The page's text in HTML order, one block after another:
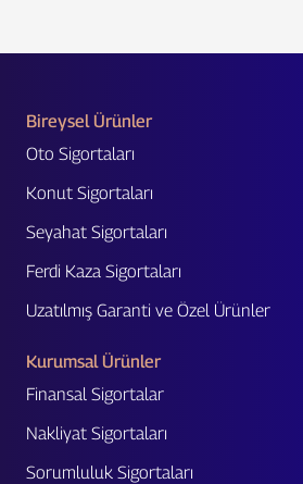
Bireysel Ürünler
Oto Sigortaları
Konut Sigortaları
Seyahat Sigortaları
Ferdi Kaza Sigortaları
Uzatılmış Garanti ve Özel Ürünler
Kurumsal Ürünler
Finansal Sigortalar
Nakliyat Sigortaları
Sorumluluk Sigortaları